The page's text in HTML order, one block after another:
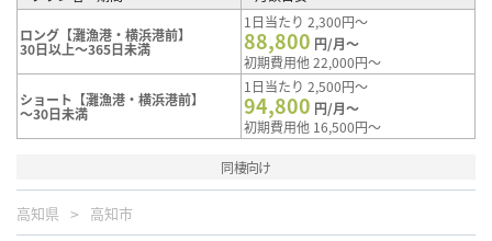
ロング【灘漁港・横浜港前】
30日以上～365日未満
1日当たり 2,300円～
88,800 円/月～
初期費用他 22,000円～
ショート【灘漁港・横浜港前】
～30日未満
1日当たり 2,500円～
94,800 円/月～
初期費用他 16,500円～
同棲向け
高知県 高知市